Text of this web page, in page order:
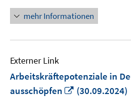
mehr Informationen
Externer Link
Arbeitskräftepotenziale in
ausschöpfen
In
(30.09.2024)